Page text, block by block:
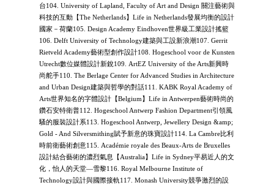
台104. University of Lapland, Faculty of Art and Design 關注藝術與
科技的互動【The Netherlands】Life in Netherlands發展均衡的設計
國家－荷蘭105. Design Academy Eindhoven世界級工業設計搖籃
106. Delft University of Technology建築與工設新浪潮107. Gerrit
Rietveld Academy藝術型創作設計108. Hogeschool voor de Kunsten
Utrecht數位媒體設計新銳109. ArtEZ University of the Arts新興時
尚舵手110. The Berlage Center for Advanced Studies in Architecture
and Urban Design建築與哲學的對話111. KABK Royal Academy of
Arts世界知名的字體設計【Belgium】Life in Antwerpen藝術時尚的
鑽石安特衛普112. Hogeschool Antwerp Fashion Department引領風
騷的服裝設計系113. Hogeschool Antwerp, Jewellery Design &amp;
Gold - And Silversmithing賦予新意的珠寶設計114. La Cambre比利
時前衛藝術創意115. Académie royale des Beaux-Arts de Bruxelles
設計結合藝術的濃烈氣息【Australia】Life in Sydney平易近人的文
化，怡人的天堂—雪黎116. Royal Melbourne Institute of
Technology設計與國際接軌117. Monash University競爭激烈的設